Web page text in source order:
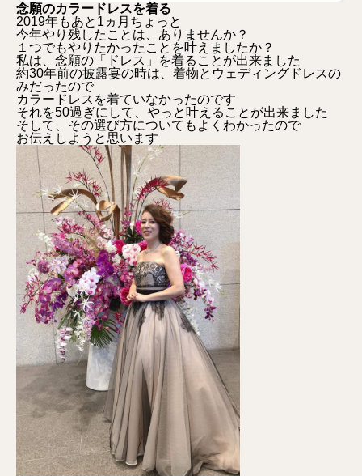
念願のカラードレスを着る
2019年もあと1ヵ月ちょっと
今年やり残したことは、ありませんか？
１つでもやりたかったことを叶えましたか？
私は、念願の「ドレス」を着ることが出来ました
約30年前の披露宴の時は、着物とウェディングドレスの
みだったので
カラードレスを着ていなかったのです
それを50過ぎにして、やっと叶えることが出来ました
そして、その選び方についてもよくわかったので
お伝えしようと思います